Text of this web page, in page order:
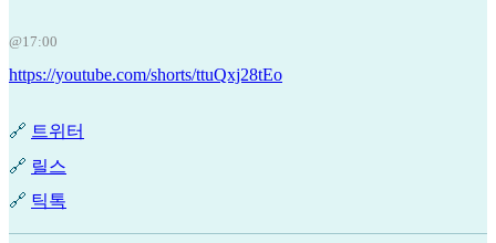
@17:00
https://youtube.com/shorts/ttuQxj28tEo
🔗 트위터
🔗 릴스
🔗 틱톡